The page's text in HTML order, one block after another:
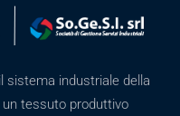
sistema industriale della
un tessuto produttivo